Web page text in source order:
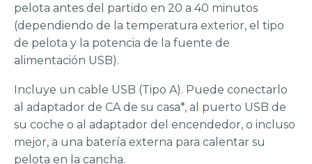
pelota antes del partido en 20 a 40 minutos
(dependiendo de la temperatura exterior, el tipo
de pelota y la potencia de la fuente de
alimentación USB).
Incluye un cable USB (Tipo A). Puede conectarlo
al adaptador de CA de su casa*, al puerto USB de
su coche o al adaptador del encendedor, o incluso
mejor, a una batería externa para calentar su
pelota en la cancha.